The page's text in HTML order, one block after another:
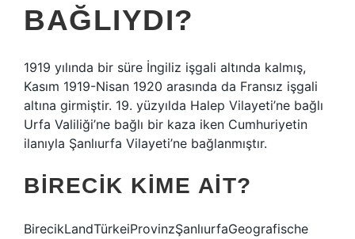
BAĞLIYDI?
1919 yılında bir süre İngiliz işgali altında kalmış,
Kasım 1919-Nisan 1920 arasında da Fransız işgali
altına girmiştir. 19. yüzyılda Halep Vilayeti’ne bağlı
Urfa Valiliği’ne bağlı bir kaza iken Cumhuriyetin
ilanıyla Şanlıurfa Vilayeti’ne bağlanmıştır.
BIRECIK KIME AIT?
BirecikLandTürkeiProvinzŞanlıurfaGeografische